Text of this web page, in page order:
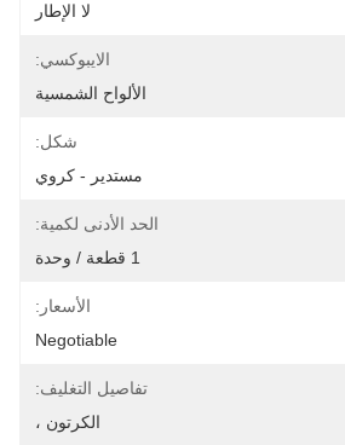
لا الإطار
الايبوكسي:
الألواح الشمسية
شكل:
مستدير - كروي
الحد الأدنى لكمية:
1 قطعة / وحدة
الأسعار:
Negotiable
تفاصيل التغليف:
الكرتون ،